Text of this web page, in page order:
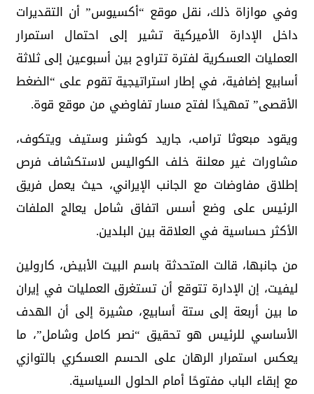
وفي موازاة ذلك، نقل موقع “أكسيوس” أن التقديرات
داخل الإدارة الأميركية تشير إلى احتمال استمرار
العمليات العسكرية لفترة تتراوح بين أسبوعين إلى ثلاثة
أسابيع إضافية، في إطار استراتيجية تقوم على “الضغط
الأقصى” تمهيدًا لفتح مسار تفاوضي من موقع قوة.
ويقود مبعوثا ترامب، جاريد كوشنر وستيف ويتكوف،
مشاورات غير معلنة خلف الكواليس لاستكشاف فرص
إطلاق مفاوضات مع الجانب الإيراني، حيث يعمل فريق
الرئيس على وضع أسس اتفاق شامل يعالج الملفات
الأكثر حساسية في العلاقة بين البلدين.
من جانبها، قالت المتحدثة باسم البيت الأبيض، كارولين
ليفيت، إن الإدارة تتوقع أن تستغرق العمليات في إيران
ما بين أربعة إلى ستة أسابيع، مشيرة إلى أن الهدف
الأساسي للرئيس هو تحقيق “نصر كامل وشامل”، ما
يعكس استمرار الرهان على الحسم العسكري بالتوازي
مع إبقاء الباب مفتوحًا أمام الحلول السياسية.